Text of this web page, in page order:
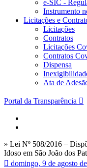
e-SIC -
Instrumento
Licitações e
Licitações
Contratos
Licitações
Contratos
Dispensa
Ata de
Portal da Transparência
» Lei Nº 508/2016 –
Idoso em São João dos
domingo, 9 de agosto